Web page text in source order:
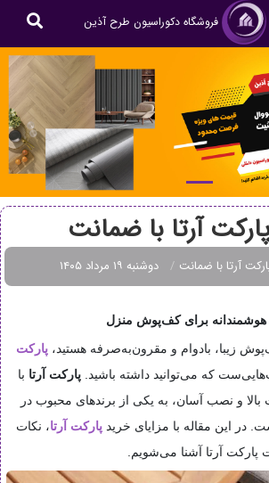
فروشگاه دکوراسیون طرح آذین
آرتا با ضمانت
آرتا با ضمانت دوشنبه ۱۹ مرداد ۱۴۰۵
هوشمندانه برای کف‌پوش منزل
زیبا، بادوام و مقرون‌به‌صرفه هستید، پارکت
که می‌توانید داشته باشید. پارکت آرتا با
و نصب آسان، به یکی از برندهای محبوب در
در این مقاله با مزایای خرید پارکت آرتا، نکات
پارکت آرتا آشنا می‌شویم.